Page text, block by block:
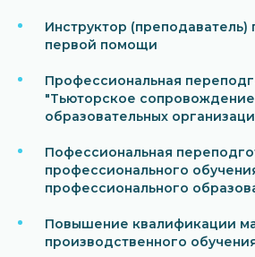
Инструктор (преподаватель)
первой помощи
Профессиональная
"Тьюторское
образовательных
Пофессиональная
профессионального
профессионального
Повышение квалификации
производственного